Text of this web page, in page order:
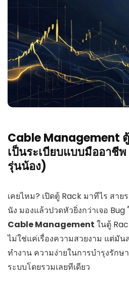
Cable Management
เป็นระเบียบแบบมืออาชี
รุ่นน้อง)
เคยไหม? เปิดตู้ Rack มาทีไร สาย
นัง มองแล้วปวดหัวยิ่งกว่าเจอ
Cable Management ในตู้
ไม่ใช่แค่เรื่องความสวยงาม แต่มั
ทำงาน ความง่ายในการบำรุงรัก
ระบบโดยรวมเลยทีเดียว